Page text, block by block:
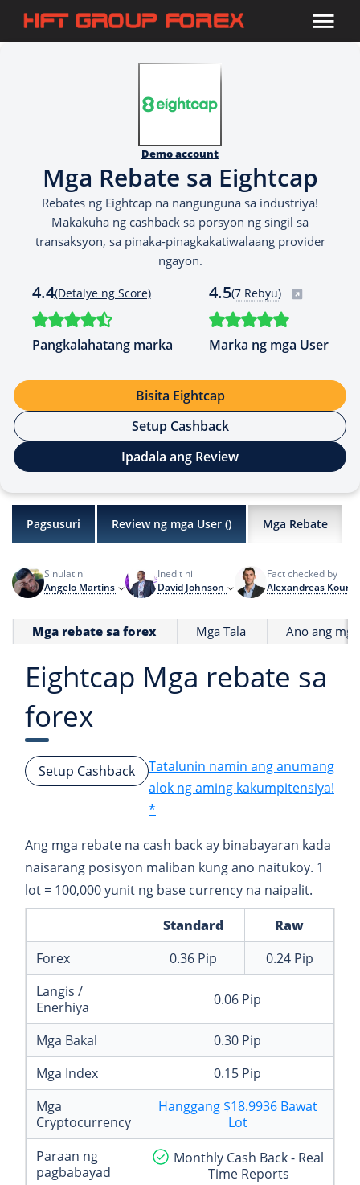
Demo account
Mga Rebate sa Eightcap
Rebates ng Eightcap na nangunguna sa industriya!
Makakuha ng cashback sa porsyon ng singil sa
transaksyon, sa pinaka-pinagkakatiwalaang provider
ngayon.
4.4(Detalye ng Score)
Pangkalahatang marka
4.5(7 Rebyu)
Marka ng mga User
Bisita Eightcap
Setup Cashback
Ipadala ang Review
Pagsusuri Review ng mga User () Mga Rebate
Sinulat ni
Angelo Martins
Inedit ni
David Johnson
Fact checked by
Alexandreas
Mga rebate sa forex Mga Tala Ano ang
Eightcap Mga rebate sa
forex
Setup Cashback
Tatalunin namin ang anumang
alok ng aming kakumpitensiya!
*
Ang mga rebate na cash back ay binabayaran kada
naisarang posisyon maliban kung ano naitukoy. 1
lot = 100,000 yunit ng base currency na naipalit.
Standard
Raw
Forex
0.36 Pip 0.24 Pip
Langis /
Enerhiya
0.06 Pip
Mga Bakal 0.30 Pip
Mga Index
0.15 Pip
Mga
Cryptocurrency
Hanggang $18.9936 Bawat
Lot
Paraan ng
pagbabayad
Monthly Cash Back - Real
Time Reports